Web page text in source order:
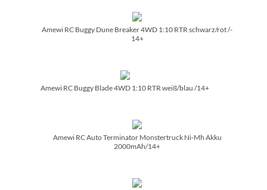
Amewi RC Buggy Dune Breaker 4WD 1:10 RTR schwarz/­rot /­
14+
Amewi RC Buggy Blade 4WD 1:10 RTR weiß/­blau /­14+
Amewi RC Auto Terminator Monstertruck Ni-Mh Akku
2000mAh/­14+